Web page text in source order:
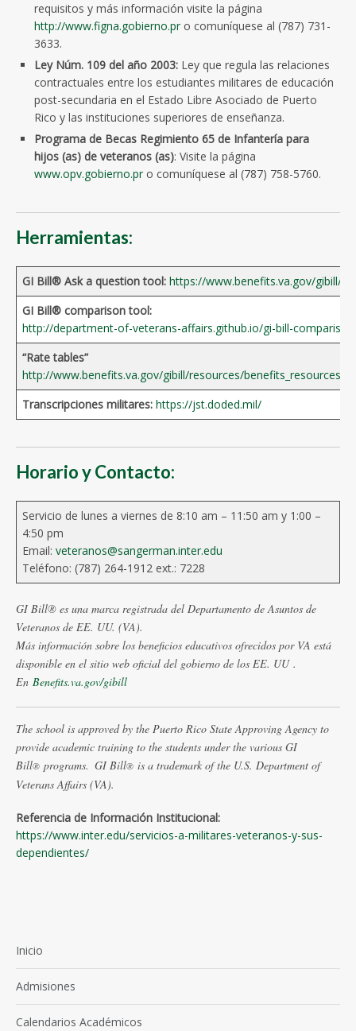
requisitos y más información visite la página
http://www.figna.gobierno.pr o comuníquese al (787) 731-
3633.
Ley Núm. 109 del año 2003: Ley que regula las relaciones
contractuales entre los estudiantes militares de educación
post-secundaria en el Estado Libre Asociado de Puerto
Rico y las instituciones superiores de enseñanza.
Programa de Becas Regimiento 65 de Infantería para
hijos (as) de veteranos (as): Visite la página
www.opv.gobierno.pro comuníquese al (787) 758-5760.
Herramientas:
GI Bill® Ask a question tool: https://www.benefits.va.gov/gibill/
GI Bill® comparison tool:
http://department-of-veterans-affairs.github.io/gi-bill-
“Rate tables”
http://www.benefits.va.gov/gibill/resources/benefits_resources/
Transcripciones militares: https://jst.doded.mil/
Horario y Contacto:
Servicio de lunes a viernes de 8:10 am – 11:50 am y 1:00 –
4:50 pm
Email: veteranos@sangerman.inter.edu
Teléfono: (787) 264-1912 ext.: 7228
GI Bill® es una marca registrada del Departamento de Asuntos de
Veteranos de EE. UU. (VA).
Más información sobre los beneficios educativos ofrecidos por VA está
disponible en el sitio web oficial del gobierno de los EE. UU .
En Benefits.va.gov/gibill
The school is approved by the Puerto Rico State Approving Agency to
provide academic training to the students under the various GI
Bill® programs. GI Bill® is a trademark of the U.S. Department of
Veterans Affairs (VA).
Referencia de Información Institucional:
https://www.inter.edu/servicios-a-militares-veteranos-y-sus-
dependientes/
Inicio
Admisiones
Calendarios Académicos